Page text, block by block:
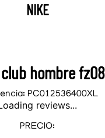
NIKE
hombre
: PC012536400XL
reviews...
PRECIO: